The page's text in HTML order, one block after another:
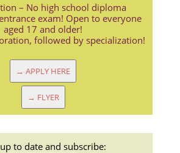
– No high school diploma
exam! Open to everyone
aged 17 and older!
followed by specialization!
→ APPLY HERE
→ FLYER
to date and subscribe: